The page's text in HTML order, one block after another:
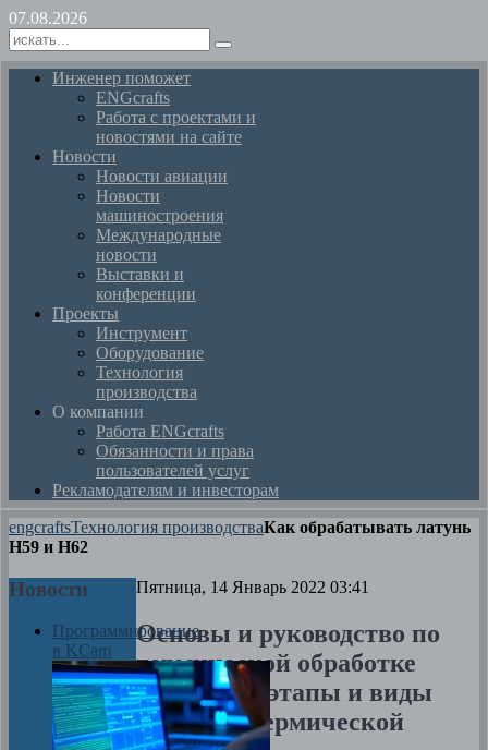
07.08.2026
Инженер поможет
ENGcrafts
Работа с проектами и
новостями на сайте
Новости
Новости авиации
Новости
машиностроения
Международные
новости
Выставки и
конференции
Проекты
Инструмент
Оборудование
Технология
производства
О компании
Работа ENGcrafts
Обязанности и права
пользователей услуг
Рекламодателям и инвесторам
engcraftsТехнология производстваКак обрабатывать латунь
H59 и H62
Пятница, 14 Январь 2022 03:41
Основы и руководство по
термической обработке
металлов - этапы и виды
процесса термической
Новости
Программирование
в KCam